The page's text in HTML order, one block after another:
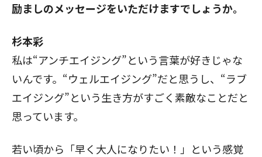
励ましのメッセージをいただけますでしょうか。
杉本彩
私は“アンチエイジング”という言葉が好きじゃな
いんです。“ウェルエイジング”だと思うし、“ラブ
エイジング”という生き方がすごく素敵なことだと
思っています。
若い頃から「早く大人になりたい！」という感覚